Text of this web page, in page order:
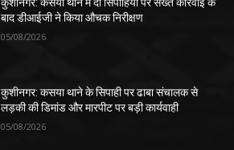
कुशीनगर: कसया थाने में दो सिपाहियों पर सख्त कार्रवाई के
बाद डीआईजी ने किया औचक निरीक्षण
05/08/2026
कुशीनगर: कसया थाने के सिपाही पर ढाबा संचालक से
लड़की की डिमांड और मारपीट पर बड़ी कार्यवाही
05/08/2026